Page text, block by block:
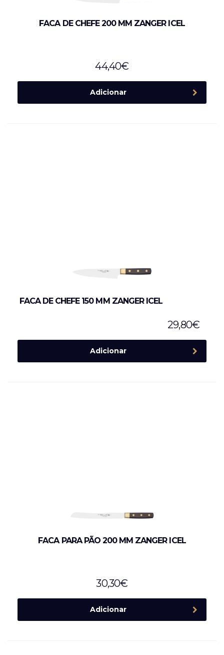
FACA DE CHEFE 200 MM ZANGER ICEL
44,40€
Adicionar
FACA DE CHEFE 150 MM ZANGER ICEL
29,80€
Adicionar
FACA PARA PÃO 200 MM ZANGER ICEL
30,30€
Adicionar